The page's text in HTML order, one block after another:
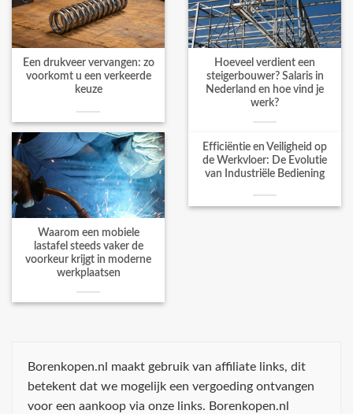
Een drukveer vervangen: zo
voorkomt u een verkeerde
keuze
Hoeveel verdient een
steigerbouwer? Salaris in
Nederland en hoe vind je
werk?
Waarom een mobiele
lastafel steeds vaker de
voorkeur krijgt in moderne
werkplaatsen
Efficiëntie en Veiligheid op
de Werkvloer: De Evolutie
van Industriële Bediening
Borenkopen.nl maakt gebruik van affiliate links, dit
betekent dat we mogelijk een vergoeding ontvangen
voor een aankoop via onze links. Borenkopen.nl